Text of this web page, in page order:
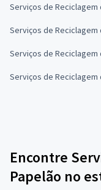
Serviços de
Serviços de Reciclagem
Serviços de Reciclagem
Serviços de
Encontre
Papelão no